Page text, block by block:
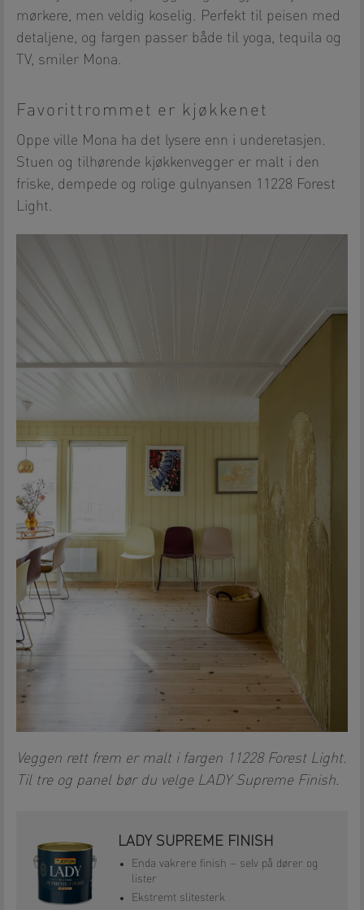
mørkere, men veldig koselig. Perfekt til peisen med
detaljene, og fargen passer både til yoga, tequila og
TV, smiler Mona.
Favorittrommet er kjøkkenet
Oppe ville Mona ha det lysere enn i underetasjen.
Stuen og tilhørende kjøkkenvegger er malt i den
friske, dempede og rolige gulnyansen 11228 Forest
Light.
Veggen rett frem er malt i fargen 11228 Forest Light.
Til tre og panel bør du velge LADY Supreme Finish.
LADY SUPREME FINISH
Enda vakrere finish – selv på dører og
lister
Ekstremt slitesterk